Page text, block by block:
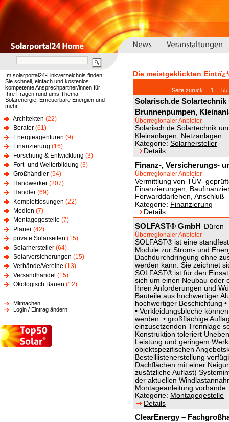
Im solarportal24-Linkverzeichnis finden
Sie schnell, einfach und kostenlos
kompetente Ansprechpartner/innen für
Ihre Fragen rund ums Thema
Solarenergie, Erneuerbare Energien und
mehr.
Architekten (22)
Berater (61)
Energieagenturen (9)
Finanzierung (16)
Forschung & Entwicklung (3)
Fort- und Weiterbildung (3)
Großhändler (54)
Handwerker (207)
Händler (69)
Komplettlösungen (22)
Medien (7)
Montagegestelle (7)
Planer (42)
private Solarseiten (15)
Solarhersteller (64)
Solarversicherungen (15)
Verbände/Vereine (13)
Versandhandel (15)
Ökologisch Bauen (12)
Mitmachen
Login / Eintrag ändern
Die meistgeklickten
Seite zurück 1 55
Solarisch.de
Brunnenpumpen,
Überregionaler Anbieter
Solarisch.de Solartechnik
Kleinanlagen, Netzanlagen
Kategorie: Solarhersteller
Details
Finanz-, Versicherungs-
Überregionaler Anbieter
Vermittlung von TÜV-
Finanzierungen,
Forwarddarlehen,
Kategorie: Finanzierung
Details
SOLFAST® GmbH Düren
Überregionaler Anbieter
SOLFAST® ist eine
Module zur Strom- und
Dachdurchdringung ohne
werden kann. Sie zeichnet
SOLFAST® ist für den
sich um einen Neubau oder
Ihren Anforderungen und
Bauteile aus hochwertiger
hochwertiger Beschichtung
• Verkleidungsbleche
werden. • großflächige
einzusetzenden Trennlage
Konstruktion toleriert
Leistung und geringem
objektspezifischen
Bestelllistenerstellung
Dachflächen mit einer
zusätzliche Auflast)
der aktuellen
Montageanleitung vorhande
Kategorie: Montagegestelle
Details
ClearEnergy –